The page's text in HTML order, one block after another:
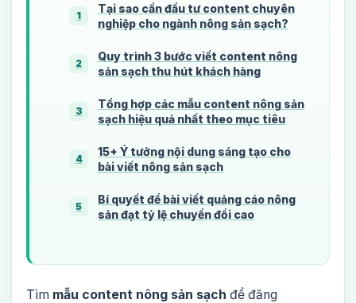
1
Tại sao cần đầu tư content chuyên
nghiệp cho ngành nông sản sạch?
2
Quy trình 3 bước viết content nông
sản sạch thu hút khách hàng
3
Tổng hợp các mẫu content nông sản
sạch hiệu quả nhất theo mục tiêu
4
15+ Ý tưởng nội dung sáng tạo cho
bài viết nông sản sạch
5
Bí quyết để bài viết quảng cáo nông
sản đạt tỷ lệ chuyển đổi cao
Tìm mẫu content nông sản sạch để đăng